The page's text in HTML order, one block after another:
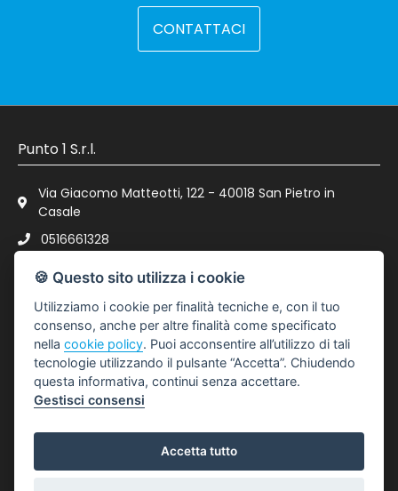
CONTATTACI
Punto 1 S.r.l.
Via Giacomo Matteotti, 122 - 40018 San Pietro in
Casale
0516661328
spc@punto-immobiliare.com
P.IVA : 03023111200
LINK UTILI
Privacy Policy
Revoca Consensi
🍪 Questo sito utilizza i cookie
Utilizziamo i cookie per finalità tecniche e, con il tuo
consenso, anche per altre finalità come specificato
nellacookie policy. Puoi acconsentire all’utilizzo di tali
tecnologie utilizzando il pulsante “Accetta”. Chiudendo
questa informativa, continui senza accettare.
Gestisci consensi
Accetta tutto